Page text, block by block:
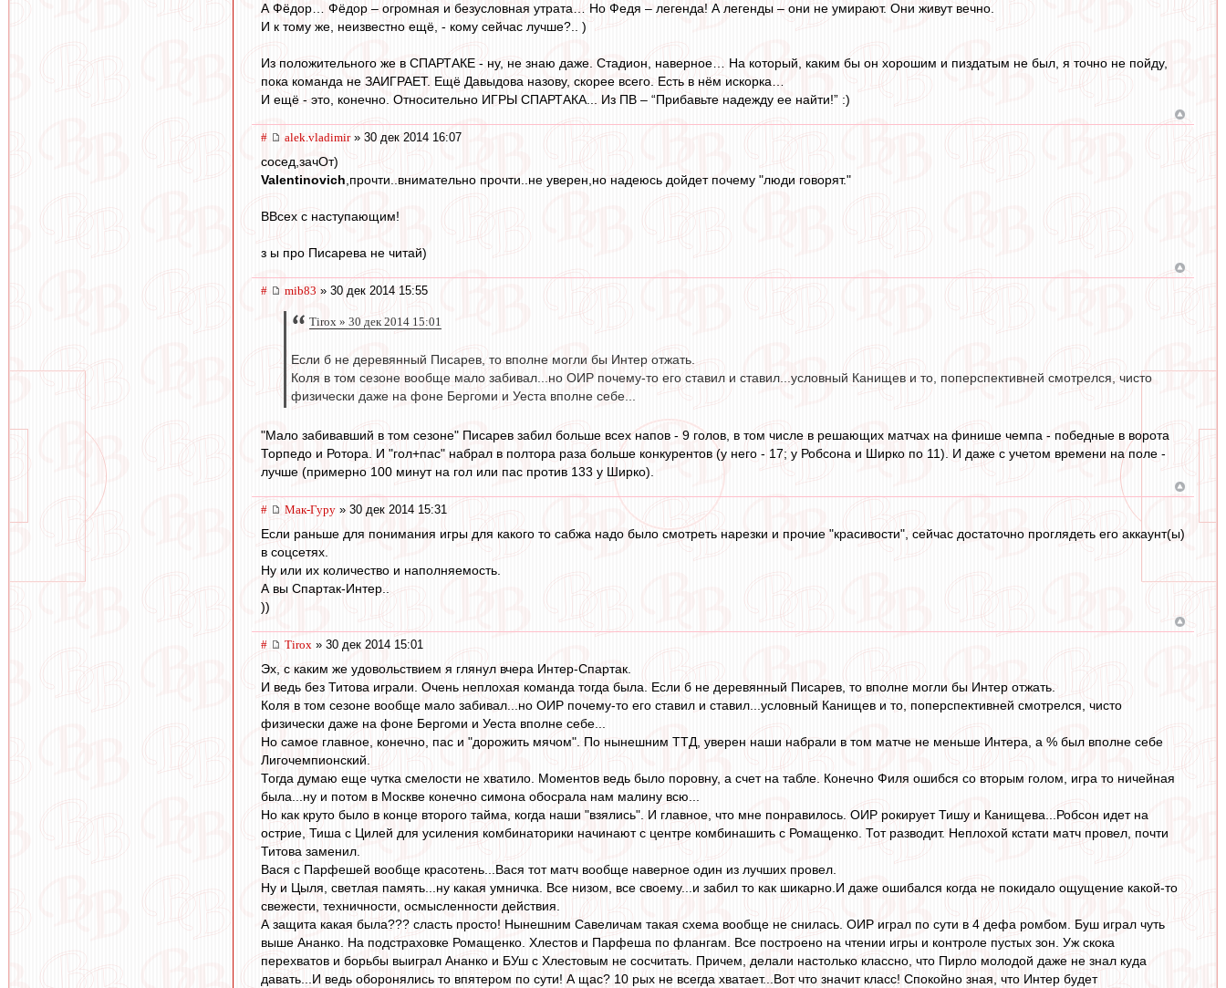
А Фёдор… Фёдор – огромная и безусловная утрата… Но Федя – легенда! А легенды – они не умирают. Они живут вечно.
И к тому же, неизвестно ещё, - кому сейчас лучше?.. )
Из положительного же в СПАРТАКЕ - ну, не знаю даже. Стадион, наверное… На который, каким бы он хорошим и пиздатым не был, я точно не пойду,
пока команда не ЗАИГРАЕТ. Ещё Давыдова назову, скорее всего. Есть в нём искорка…
И ещё - это, конечно. Относительно ИГРЫ СПАРТАКА... Из ПВ – “Прибавьте надежду ее найти!” :)
# alek.vladimir» 30 дек 2014 16:07
сосед,зачОт)
Valentinovich ,прочти..внимательно прочти..не уверен,но надеюсь дойдет почему "люди говорят."
ВВсех с наступающим!
з ы про Писарева не читай)
# mib83 » 30 дек 2014 15:55
Tirox » 30 дек 2014 15:01
Если б не деревянный Писарев, то вполне могли бы Интер отжать.
Коля в том сезоне вообще мало забивал...но ОИР почему-то его ставил и ставил...условный Канищев и то, поперспективней смотрелся, чисто
физически даже на фоне Бергоми и Уеста вполне себе...
"Мало забивавший в том сезоне" Писарев забил больше всех напов - 9 голов, в том числе в решающих матчах на финише чемпа - победные в ворота
Торпедо и Ротора. И "гол+пас" набрал в полтора раза больше конкурентов (у него - 17; у Робсона и Ширко по 11). И даже с учетом времени на поле -
лучше (примерно 100 минут на гол или пас против 133 у Ширко).
# Мак-Гуру » 30 дек 2014 15:31
Если раньше для понимания игры для какого то сабжа надо было смотреть нарезки и прочие "красивости", сейчас достаточно проглядеть его аккаунт(ы)
в соцсетях.
Ну или их количество и наполняемость.
А вы Спартак-Интер..
))
# Tirox » 30 дек 2014 15:01
Эх, с каким же удовольствием я глянул вчера Интер-Спартак.
И ведь без Титова играли. Очень неплохая команда тогда была. Если б не деревянный Писарев, то вполне могли бы Интер отжать.
Коля в том сезоне вообще мало забивал...но ОИР почему-то его ставил и ставил...условный Канищев и то, поперспективней смотрелся, чисто
физически даже на фоне Бергоми и Уеста вполне себе...
Но самое главное, конечно, пас и "дорожить мячом". По нынешним ТТД, уверен наши набрали в том матче не меньше Интера, а % был вполне себе
Лигочемпионский.
Тогда думаю еще чутка смелости не хватило. Моментов ведь было поровну, а счет на табле. Конечно Филя ошибся со вторым голом, игра то ничейная
была...ну и потом в Москве конечно симона обосрала нам малину всю...
Но как круто было в конце второго тайма, когда наши "взялись". И главное, что мне понравилось. ОИР рокирует Тишу и Канищева...Робсон идет на
острие, Тиша с Цилей для усиления комбинаторики начинают с центре комбинашить с Ромащенко. Тот разводит. Неплохой кстати матч провел, почти
Титова заменил.
Вася с Парфешей вообще красотень...Вася тот матч вообще наверное один из лучших провел.
Ну и Цыля, светлая память...ну какая умничка. Все низом, все своему...и забил то как шикарно.И даже ошибался когда не покидало ощущение какой-то
свежести, техничности, осмысленности действия.
А защита какая была??? сласть просто! Нынешним Савеличам такая схема вообще не снилась. ОИР играл по сути в 4 дефа ромбом. Буш играл чуть
выше Ананко. На подстраховке Ромащенко. Хлестов и Парфеша по флангам. Все построено на чтении игры и контроле пустых зон. Уж скока
перехватов и борьбы выиграл Ананко и БУш с Хлестовым не сосчитать. Причем, делали настолько классно, что Пирло молодой даже не знал куда
давать...И ведь оборонялись то впятером по сути! А щас? 10 рых не всегда хватает...Вот что значит класс! Спокойно зная, что Интер будет